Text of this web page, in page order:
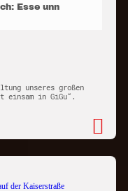
Esse unn
unseres großen
einsam in GiGu“.